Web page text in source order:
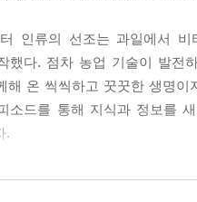
닿아 화학 반응을 일으키기 때
가 있는 걸까요? 사실 캡사이
을 느끼기 때문에 매운 음식을
인류의 선조는 과일에서
했다. 점차 농업 기술이 발전
해 온 씩씩하고 꿋꿋한 생명
소드를 통해 지식과 정보를
.